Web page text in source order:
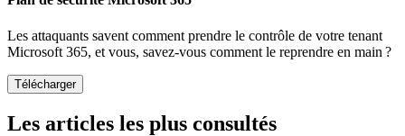
Les attaquants savent comment prendre le contrôle de votre tenant
Microsoft 365, et vous, savez-vous comment le reprendre en main ?
Les articles les plus consultés